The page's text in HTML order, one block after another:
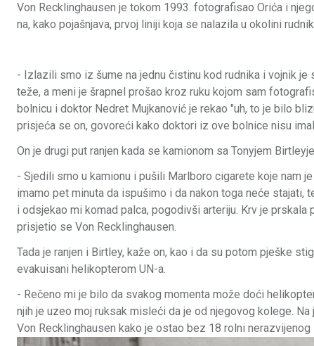
Von Recklinghausen je tokom 1993. fotografisao Orića i
na, kako pojašnjava, prvoj liniji koja se nalazila u okolini
- Izlazili smo iz šume na jednu čistinu kod rudnika i vojnik je
teže, a meni je šrapnel prošao kroz ruku kojom sam
bolnicu i doktor Nedret Mujkanović je rekao "uh, to je bilo
prisjeća se on, govoreći kako doktori iz ove bolnice nisu
On je drugi put ranjen kada se kamionom sa Tonyjem
- Sjedili smo u kamionu i pušili Marlboro cigarete koje nam
imamo pet minuta da ispušimo i da nakon toga neće stajati,
i odsjekao mi komad palca, pogodivši arteriju. Krv je
prisjetio se Von Recklinghausen.
Tada je ranjen i Birtley, kaže on, kao i da su potom pješke
evakuisani helikopterom UN-a.
- Rečeno mi je bilo da svakog momenta može doći
njih je uzeo moj ruksak misleći da je od njegovog kolege.
Von Recklinghausen kako je ostao bez 18 rolni nerazvijenog